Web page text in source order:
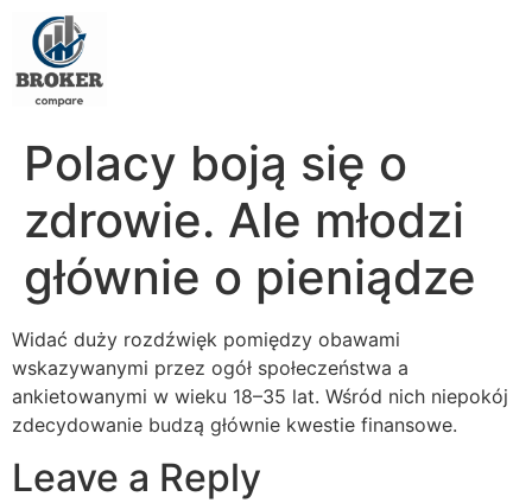
Polacy boją się o
zdrowie. Ale młodzi
głównie o pieniądze
Widać duży rozdźwięk pomiędzy obawami
wskazywanymi przez ogół społeczeństwa a
ankietowanymi w wieku 18–35 lat. Wśród nich niepokój
zdecydowanie budzą głównie kwestie finansowe.
Leave a Reply